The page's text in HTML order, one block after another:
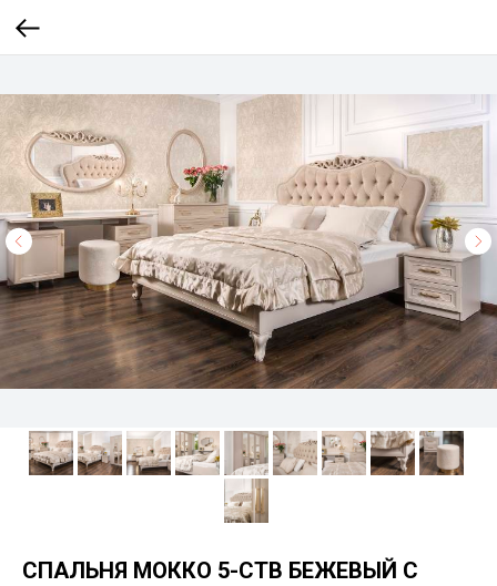
СПАЛЬНЯ МОККО 5-СТВ БЕЖЕВЫЙ С